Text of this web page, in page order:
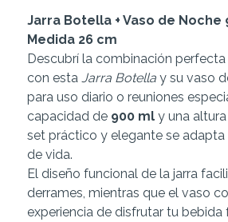
Jarra Botella + Vaso de Noche
Medida 26 cm
Descubrí la combinación
con esta Jarra Botellay su vaso
para uso diario o reuniones
capacidad de 900 mly una
set práctico y elegante se adapta
de vida.
El diseño funcional de la jarra
derrames, mientras que el vaso
experiencia de disfrutar tu